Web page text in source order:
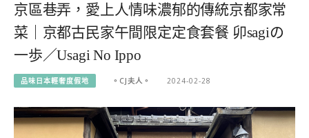
京區巷弄，愛上人情味濃郁的傳統京都家常
菜｜京都古民家午間限定定食套餐 卯sagiの
一歩／Usagi No Ippo
品味日本輕奢度假地 。CJ夫人。 2024-02-28